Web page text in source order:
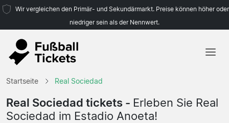
Wir vergleichen den Primär- und Sekundärmarkt. Preise können höher oder
niedriger sein als der Nennwert.
Startseite
Mannschaften
Ligen
Startseite Real Sociedad
Real Sociedad tickets - Erleben Sie Real
Sociedad im Estadio Anoeta!